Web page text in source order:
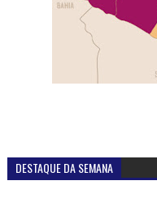
DESTAQUE DA SEMANA